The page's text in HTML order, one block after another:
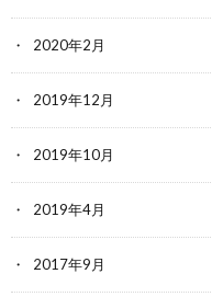
2020年2月
2019年12月
2019年10月
2019年4月
2017年9月